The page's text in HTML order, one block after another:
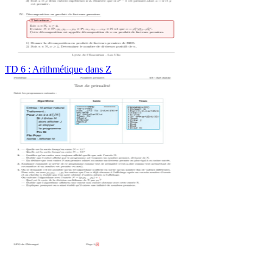
TD 6 : Arithmétique dans Z